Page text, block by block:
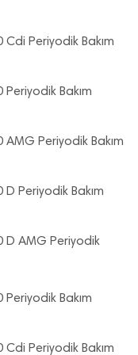
Periyodik Bakım
Bakım
Periyodik Bakım
Periyodik Bakım
D AMG Periyodik
Bakım
Periyodik Bakım